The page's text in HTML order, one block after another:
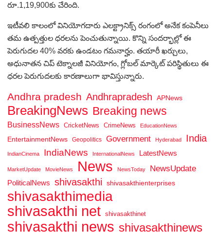
రూ.1,19,900కు చేరింది.
ఇటీవలి కాలంలో వినియోగదారు ఎలక్ట్రానిక్స్ రంగంలో అనేక కంపెనీలు
తమ ఉత్పత్తుల ధరలను పెంచుతున్నాయి. కొన్ని సందర్భాల్లో ఈ
పెరుగుదల 40% వరకు ఉండటం గమనార్హం. తయారీ ఖర్చులు,
అధునాతన చిప్ టెక్నాలజీ వినియోగం, గ్లోబల్ మార్కెట్ పరిస్థితులు ఈ
ధరల పెరుగుదలకు కారణాలుగా భావిస్తున్నారు.
Andhra pradesh Andhrapradesh APNews
BreakingNews Breaking news
BusinessNews CricketNews CrimeNews EducationNews
EntertainmentNews Geopolitics Government Hyderabad India
IndianCinema IndiaNews InternationalNews LatestNews
MarketUpdate MovieNews News NewsToday NewsUpdate
PoliticalNews shivasakthi shivasakthienterprises
shivasakthimedia
shivasakthi net shivasakthinet
shivasakthi news shivasakthinews